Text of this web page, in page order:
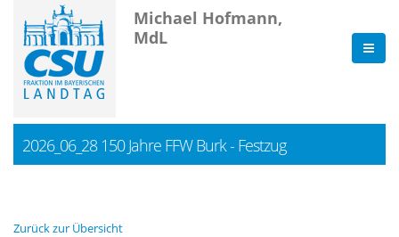
Michael Hofmann,
MdL
2026_06_28 150 Jahre FFW Burk - Festzug
Zurück zur Übersicht